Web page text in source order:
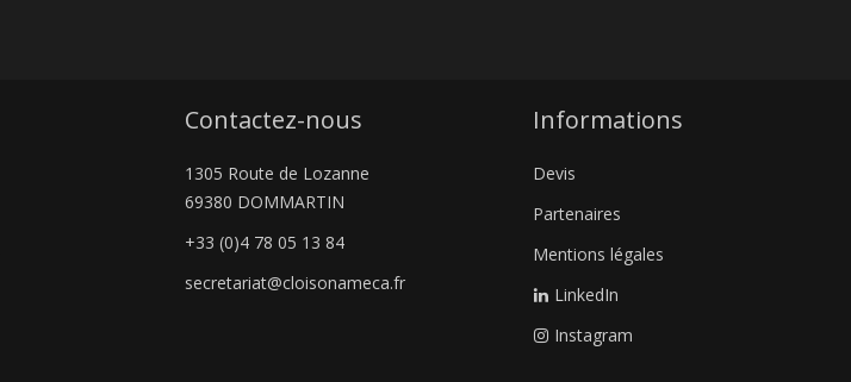
Contactez-nous
1305 Route de Lozanne
69380 DOMMARTIN
+33 (0)4 78 05 13 84
secretariat@cloisonameca.fr
Informations
Devis
Partenaires
Mentions légales
LinkedIn
Instagram